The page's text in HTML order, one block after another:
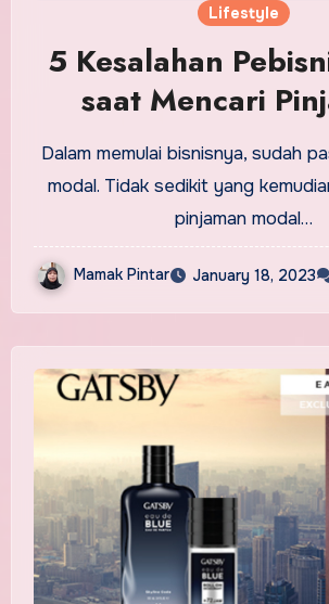
Lifestyle
5 Kesalahan
saat Mencari
Modal
Dalam memulai bisnisnya, sudah
modal. Tidak sedikit yang
pinjaman modal…
Mamak Pintar January 18, 2023